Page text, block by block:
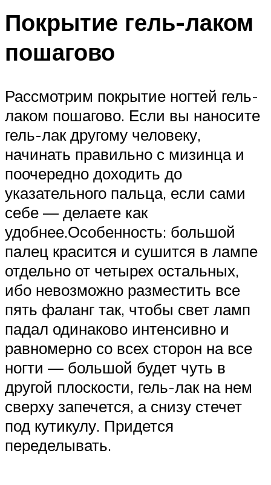
Покрытие гель-лаком
пошагово
Рассмотрим покрытие ногтей гель-
лаком пошагово. Если вы наносите
гель-лак другому человеку,
начинать правильно с мизинца и
поочередно доходить до
указательного пальца, если сами
себе — делаете как
удобнее.Особенность: большой
палец красится и сушится в лампе
отдельно от четырех остальных,
ибо невозможно разместить все
пять фаланг так, чтобы свет ламп
падал одинаково интенсивно и
равномерно со всех сторон на все
ногти — большой будет чуть в
другой плоскости, гель-лак на нем
сверху запечется, а снизу стечет
под кутикулу. Придется
переделывать.